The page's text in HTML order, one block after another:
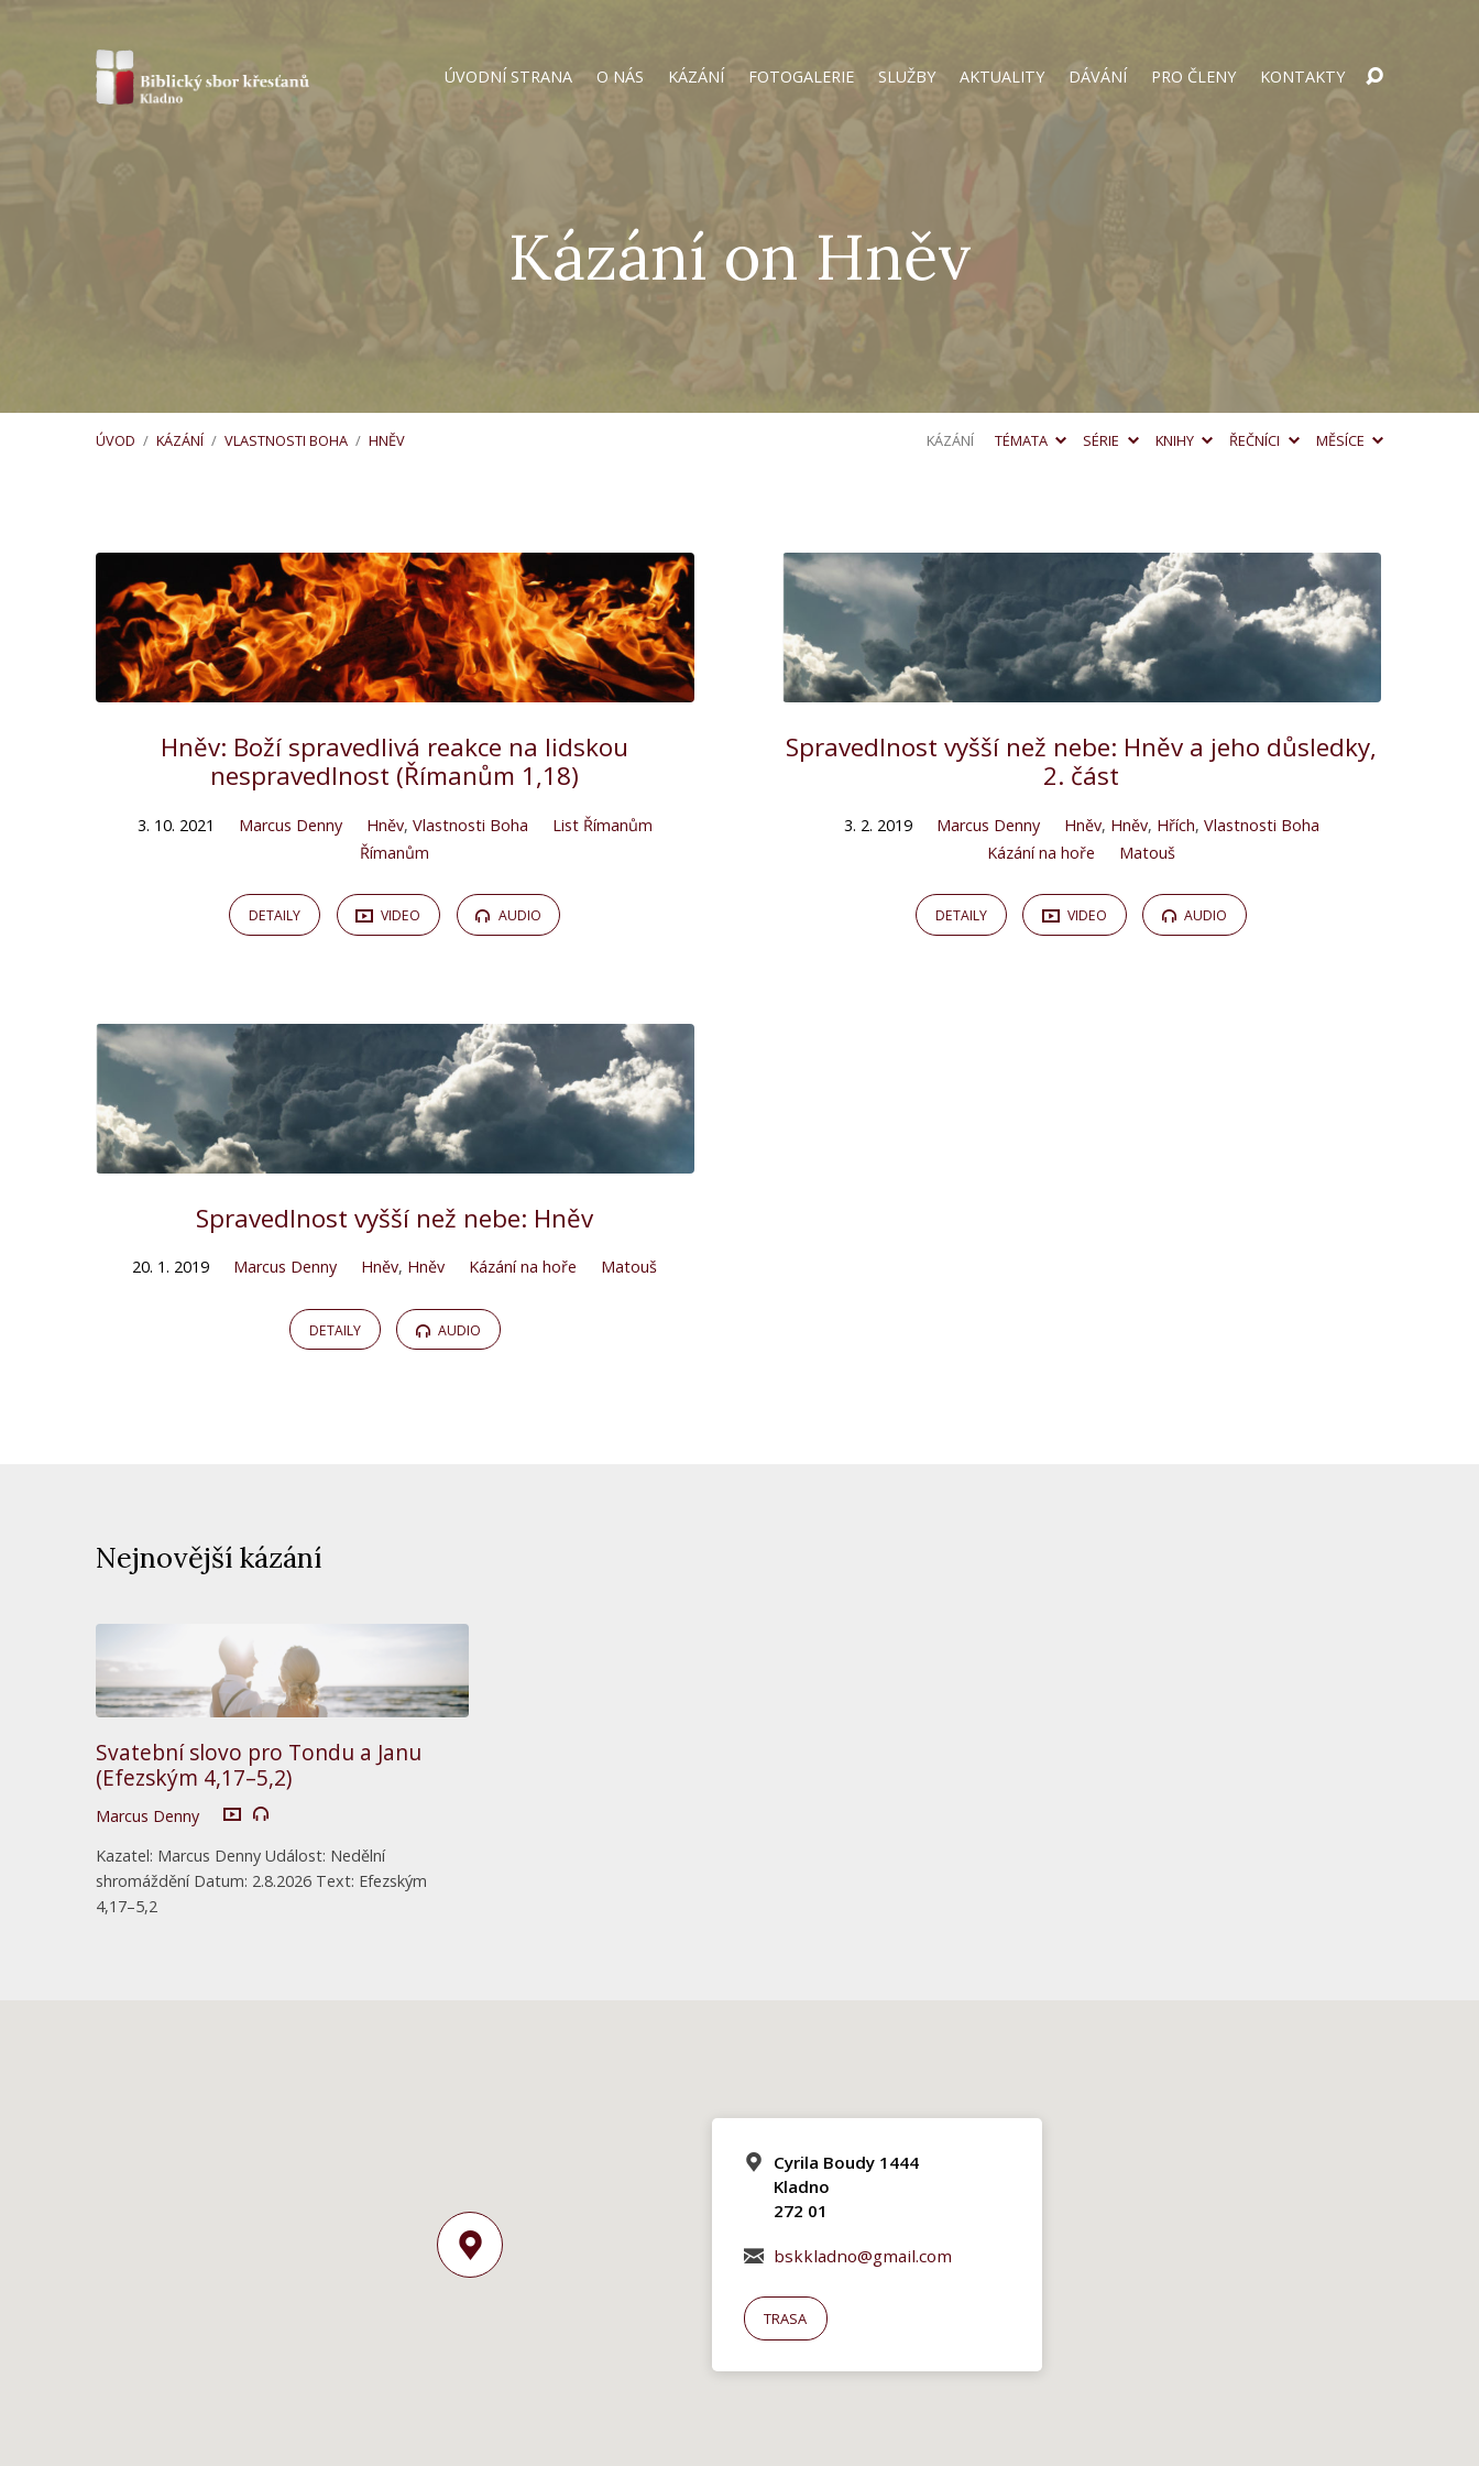
ÚVODNÍ STRANA O NÁS KÁZÁNÍ FOTOGALERIE SLUŽBY AKTUALITY DÁVÁNÍ PRO ČLENY KONTAKTY
Kázání on Hněv
ÚVOD / KÁZÁNÍ / VLASTNOSTI BOHA / HNĚV KÁZÁNÍ TÉMATA SÉRIE KNIHY ŘEČNÍCI MĚSÍCE
Kázání
on
Hněv
Hněv: Boží spravedlivá reakce na lidskou
nespravedlnost (Římanům 1,18)
3. 10. 2021 Marcus Denny Hněv, Vlastnosti Boha
List Římanům
Římanům
DETAILY VIDEO AUDIO
Spravedlnost vyšší než nebe: Hněv a jeho důsledky,
2. část
3. 2. 2019 Marcus Denny Hněv, Hněv, Hřích, Vlastnosti Boha
Kázání na hoře
Matouš
DETAILY VIDEO AUDIO
Spravedlnost vyšší než nebe: Hněv
20. 1. 2019 Marcus Denny Hněv, Hněv Kázání na hoře Matouš
DETAILY AUDIO
Nejnovější kázání
Svatební slovo pro Tondu a Janu
(Efezským 4,17–5,2)
Marcus Denny
Kazatel: Marcus Denny Událost: Nedělní
shromáždění Datum: 2.8.2026 Text: Efezským
4,17–5,2
Cyrila Boudy 1444
Kladno
272 01
bskkladno@gmail.com
TRASA